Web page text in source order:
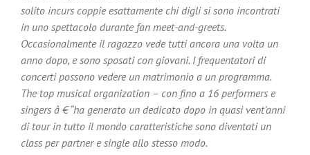
solito incurs coppie esattamente chi digli si sono incontrati
in uno spettacolo durante fan meet-and-greets.
Occasionalmente il ragazzo vede tutti ancora una volta un
anno dopo, e sono sposati con giovani. I frequentatori di
concerti possono vedere un matrimonio a un programma.
The top musical organization – con fino a 16 performers e
singers â € “ha generato un dedicato dopo in quasi vent’anni
di tour in tutto il mondo caratteristiche sono diventati un
class per partner e single allo stesso modo.